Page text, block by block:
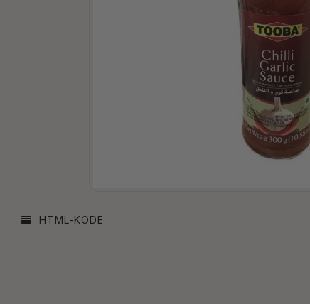
HTML-KODE